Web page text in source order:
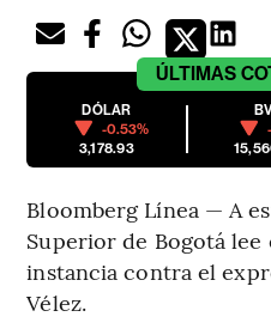
ÚLTIMAS
DÓLAR
-0.53%
3,178.93
Bloomberg Línea — A
Superior de Bogotá lee
instancia contra el
Vélez.